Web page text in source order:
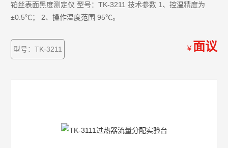
铂丝表面黑度测定仪 型号：TK-3211 技术参数 1、控温精度为
±0.5℃； 2、操作温度范围 95℃。
型号：TK-3211 ￥ 面议